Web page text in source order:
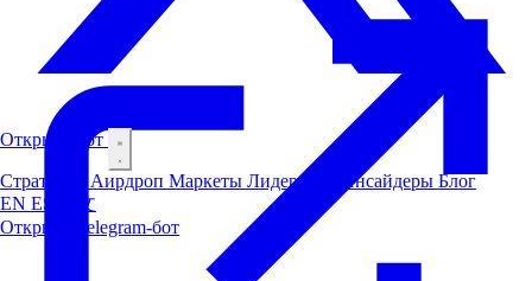
Открыть бот
Стратегии Аирдроп Маркеты Лидерборд Инсайдеры Блог
EN ES
中文
Открыть Telegram-бот